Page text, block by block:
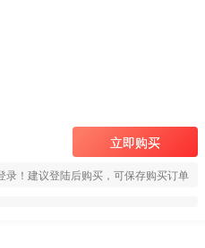
立即购买
录！建议登陆后购买，可保存购买订单